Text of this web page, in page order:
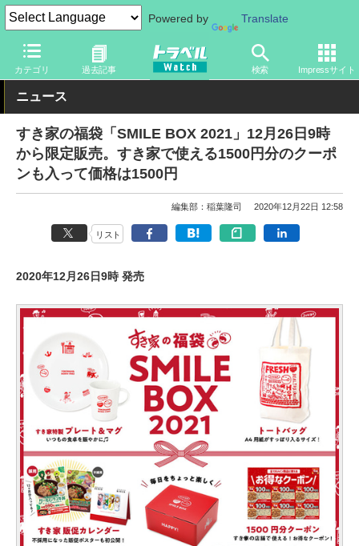
Powered by Translate
カテゴリ 過去記事 検索 Impressサイト
トラベル Watch 旅の情報 観光地
ニュース
すき家の福袋「SMILE BOX 2021」12月26日9時
から限定販売。すき家で使える1500円分のクーポ
ンも入って価格は1500円
編集部：稲葉隆司 2020年12月22日 12:58
リスト
2020年12月26日9時 発売